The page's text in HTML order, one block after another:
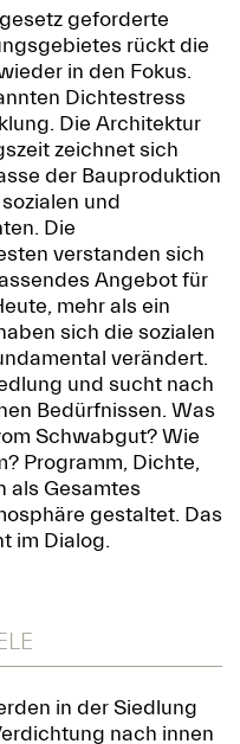
geforderte
rückt die
in den Fokus.
Dichtestress
Die Architektur
zeichnet sich
der Bauproduktion
und
Die
verstanden sich
Angebot für
mehr als ein
sich die sozialen
verändert.
und sucht nach
Bedürfnissen. Was
Schwabgut? Wie
Programm, Dichte,
als Gesamtes
gestaltet. Das
im Dialog.
in der Siedlung
nach innen